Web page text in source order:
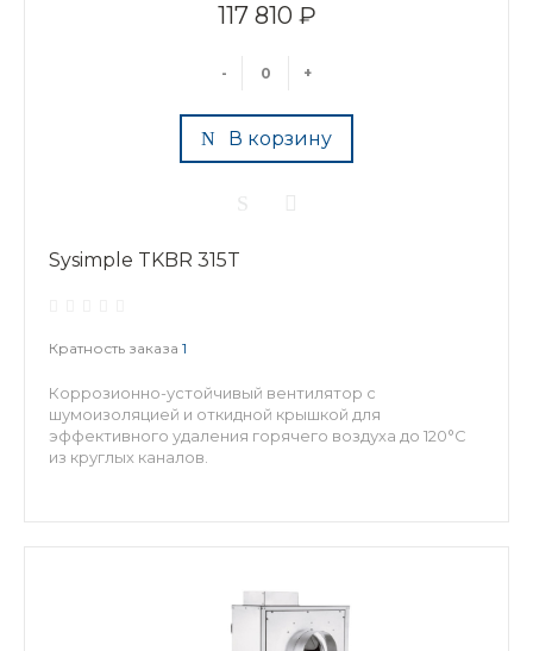
117 810 ₽
- +
В корзину
Sysimple TKBR 315T
Кратность заказа 1
Коррозионно-устойчивый вентилятор с
шумоизоляцией и откидной крышкой для
эффективного удаления горячего воздуха до 120°C
из круглых каналов.